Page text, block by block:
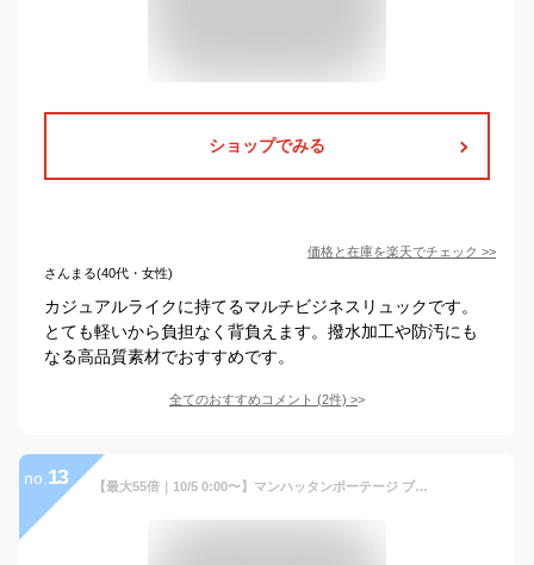
ショップでみる
価格と在庫を楽天でチェック >>
さんまる(40代・女性)
カジュアルライクに持てるマルチビジネスリュックです。
とても軽いから負担なく背負えます。撥水加工や防汚にも
なる高品質素材でおすすめです。
全てのおすすめコメント (2件) >
no. 13 【最大55倍｜10/5 0:00〜】マンハッタンポーテージ ブラックレーベル リュック リュックサック メンズ レディース ブランド 軽い 軽量 撥水 A4 Manhattan Portage Black Label MP1277-305PBL